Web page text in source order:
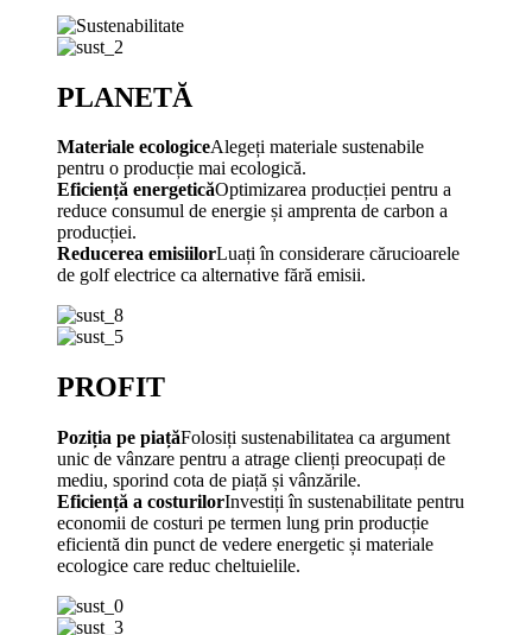
PLANETĂ
Materiale ecologiceAlegeți materiale sustenabile
pentru o producție mai ecologică.
Eficiență energeticăOptimizarea producției pentru a
reduce consumul de energie și amprenta de carbon a
producției.
Reducerea emisiilorLuați în considerare cărucioarele
de golf electrice ca alternative fără emisii.
PROFIT
Poziția pe piațăFolosiți sustenabilitatea ca argument
unic de vânzare pentru a atrage clienți preocupați de
mediu, sporind cota de piață și vânzările.
Eficiență a costurilorInvestiți în sustenabilitate pentru
economii de costuri pe termen lung prin producție
eficientă din punct de vedere energetic și materiale
ecologice care reduc cheltuielile.